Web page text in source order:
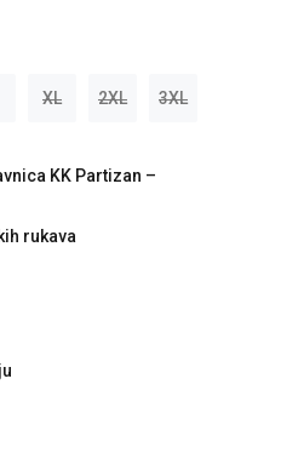
XL 2XL 3XL
KK Partizan –
rukava